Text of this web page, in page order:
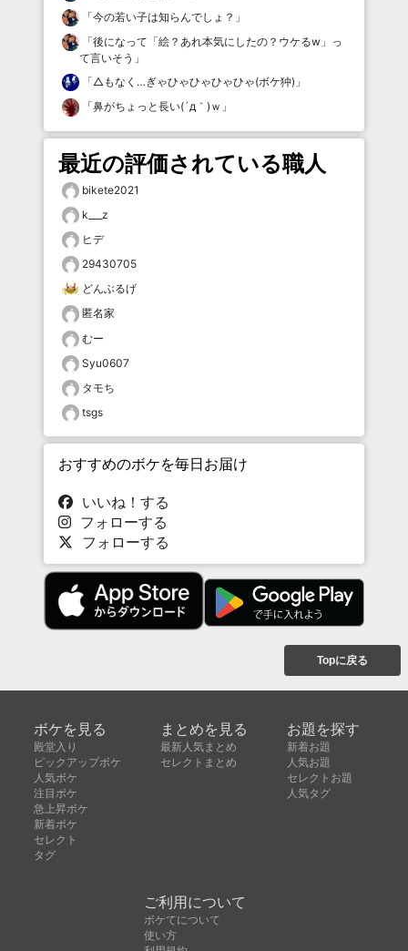
「今の若い子は知らんでしょ？ 」
「後になって「絵？あれ本気にしたの？ウケるw」っ
て言いそう 」
「△もなく…ぎゃひゃひゃひゃひゃ(ボケ狆) 」
「鼻がちょっと長い(´д｀)ｗ 」
最近の評価されている職人
bikete2021
k___z
ヒデ
29430705
どんぶるげ
匿名家
むー
Syu0607
タモち
tsgs
おすすめのボケを毎日お届け
いいね！する
フォローする
フォローする
Topに戻る
ボケを見る
殿堂入り
ピックアップボケ
人気ボケ
注目ボケ
急上昇ボケ
新着ボケ
セレクト
タグ
まとめを見る
最新人気まとめ
セレクトまとめ
お題を探す
新着お題
人気お題
セレクトお題
人気タグ
ご利用について
ボケてについて
使い方